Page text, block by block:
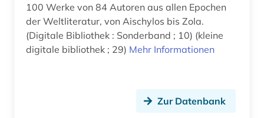
bestandsverzeichnis (1)
bettine von werke (1)
100 Werke von 84 Autoren aus allen Epochen
der Weltliteratur, von Aischylos bis Zola.
(Digitale Bibliothek : Sonderband ; 10) (kleine
digitale bibliothek ; 29) Mehr Informationen
Zur Datenbank